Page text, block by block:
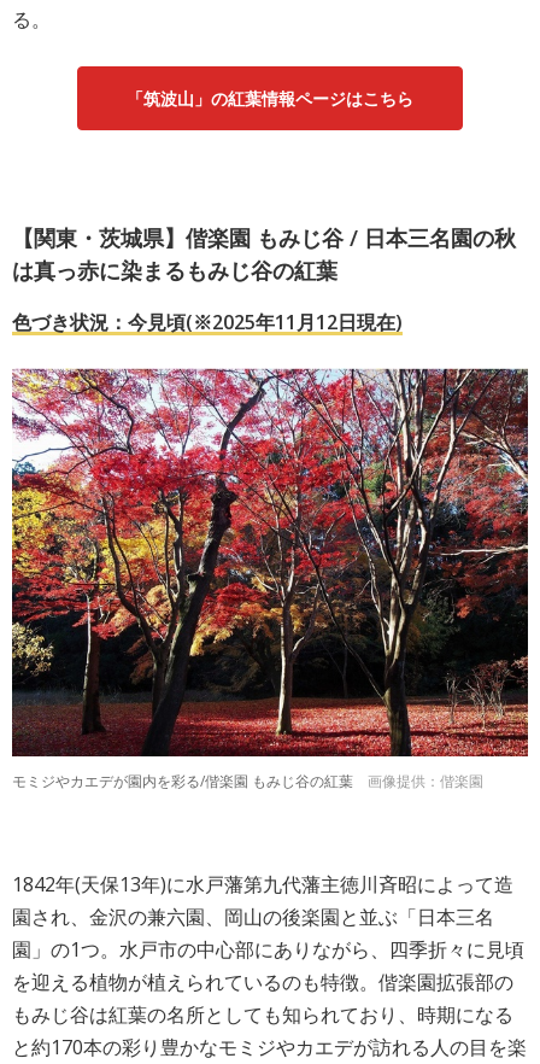
る。
「筑波山」の紅葉情報ページはこちら
【関東・茨城県】偕楽園 もみじ谷 / 日本三名園の秋
は真っ赤に染まるもみじ谷の紅葉
色づき状況：今見頃(※2025年11月12日現在)
モミジやカエデが園内を彩る/偕楽園 もみじ谷の紅葉 画像提供：偕楽園
1842年(天保13年)に水戸藩第九代藩主徳川斉昭によって造
園され、金沢の兼六園、岡山の後楽園と並ぶ「日本三名
園」の1つ。水戸市の中心部にありながら、四季折々に見頃
を迎える植物が植えられているのも特徴。偕楽園拡張部の
もみじ谷は紅葉の名所としても知られており、時期になる
と約170本の彩り豊かなモミジやカエデが訪れる人の目を楽